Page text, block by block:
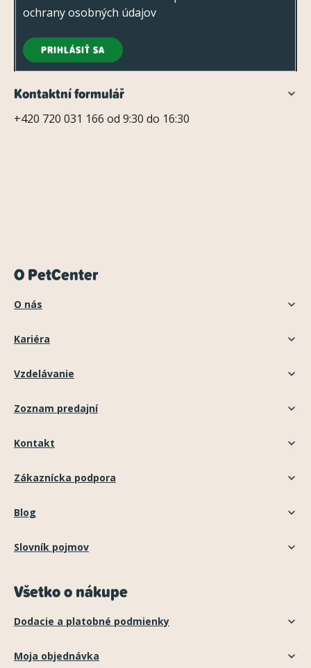
ochrany osobných údajov
PRIHLÁSIŤ SA
Kontaktní formulář
+420 720 031 166 od 9:30 do 16:30
O PetCenter
O nás
Kariéra
Vzdelávanie
Zoznam predajní
Kontakt
Zákaznícka podpora
Blog
Slovník pojmov
Všetko o nákupe
Dodacie a platobné podmienky
Moja objednávka